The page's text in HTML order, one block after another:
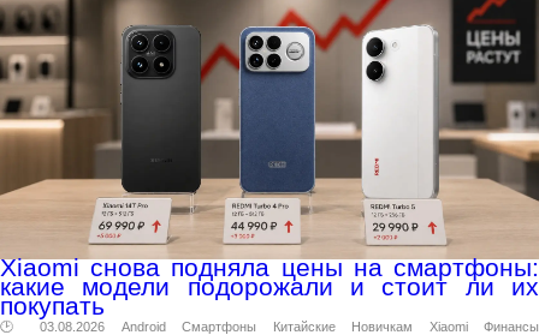
Xiaomi снова подняла цены на смартфоны:
какие модели подорожали и стоит ли их
покупать
🕑 03.08.2026 Android Смартфоны Китайские Новичкам Xiaomi
Финансы